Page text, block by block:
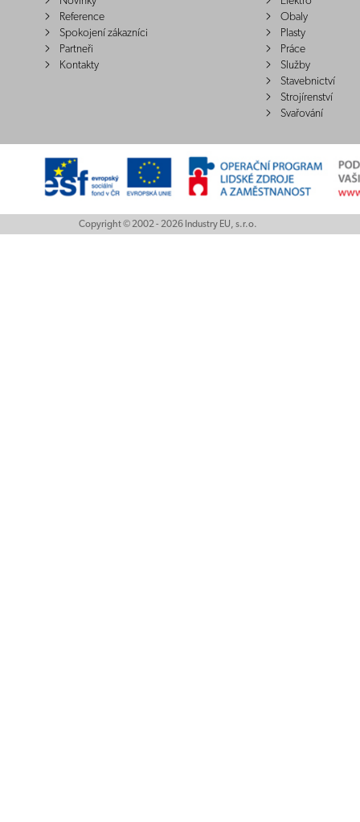
Reference
Spokojení zákazníci
Partneři
Kontakty
Obaly
Plasty
Práce
Služby
Stavebnictví
Strojírenství
Svařování
Copyright © 2002 - 2026 Industry EU, s.r.o.